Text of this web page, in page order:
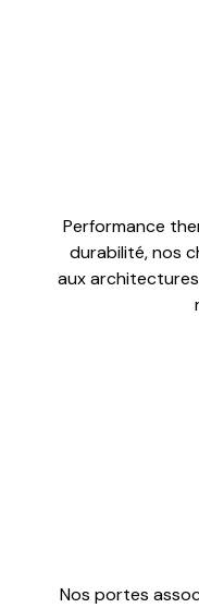
Performance
durabilité, nos
aux
Nos portes